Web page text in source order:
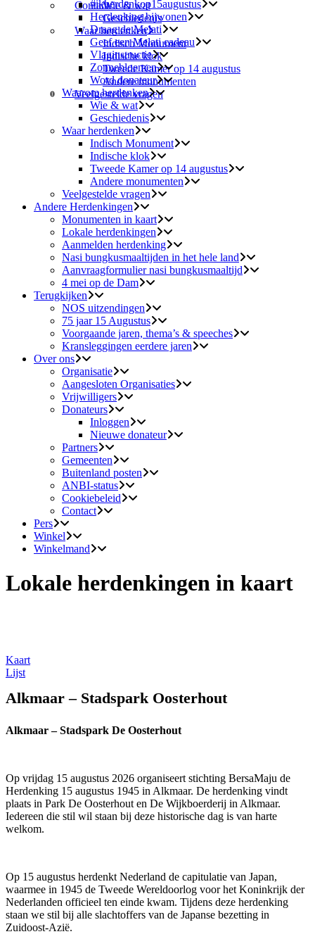
Wie & wat
Geschiedenis
Waar herdenken
Indisch Monument
Indische klok
Tweede Kamer op 14 augustus
Andere monumenten
Veelgestelde vragen
Contact
#ikherdenkop15augustus
Herdenking bijwonen
Draag de Melati
Geef een Melati cadeau
Vlaginstructie
Zonnebloemen
Word donateur
Waarom herdenken
Wie & wat
Geschiedenis
Waar herdenken
Indisch Monument
Indische klok
Tweede Kamer op 14 augustus
Andere monumenten
Veelgestelde vragen
Andere Herdenkingen
Monumenten in kaart
Lokale herdenkingen
Aanmelden herdenking
Nasi bungkusmaaltijden in het hele land
Aanvraagformulier nasi bungkusmaaltijd
4 mei op de Dam
Terugkijken
NOS uitzendingen
75 jaar 15 Augustus
Voorgaande jaren, thema’s & speeches
Kransleggingen eerdere jaren
Over ons
Organisatie
Aangesloten Organisaties
Vrijwilligers
Donateurs
Inloggen
Nieuwe donateur
Partners
Gemeenten
Buitenland posten
ANBI-status
Cookiebeleid
Contact
Pers
Winkel
Winkelmand
Lokale herdenkingen in kaart
Kaart
Lijst
Alkmaar – Stadspark Oosterhout
Alkmaar – Stadspark De Oosterhout
Op vrijdag 15 augustus 2026 organiseert stichting BersaMaju de
Herdenking 15 augustus 1945 in Alkmaar. De herdenking vindt
plaats in Park De Oosterhout en De Wijkboerderij in Alkmaar.
Iedereen die stil wil staan bij deze historische dag is van harte
welkom.
Op 15 augustus herdenkt Nederland de capitulatie van Japan,
waarmee in 1945 de Tweede Wereldoorlog voor het Koninkrijk der
Nederlanden officieel ten einde kwam. Tijdens deze herdenking
staan we stil bij alle slachtoffers van de Japanse bezetting in
Zuidoost-Azië.